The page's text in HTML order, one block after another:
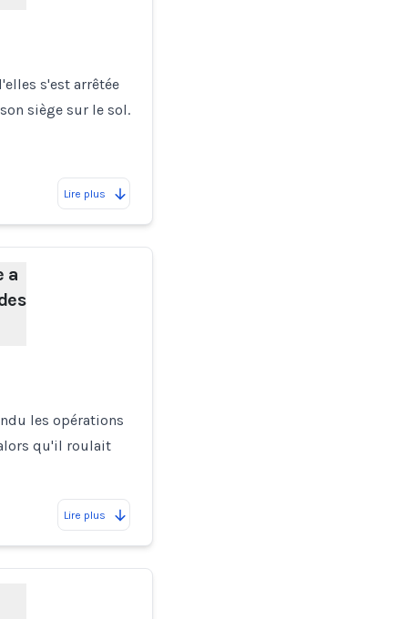
s'est arrêtée
siège sur le sol.
Lire plus
a
les opérations
qu'il roulait
Lire plus